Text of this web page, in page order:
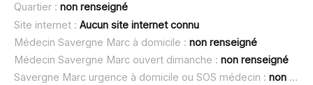
Quartier : non renseigné
Site internet : Aucun site internet connu
Médecin Savergne Marc à domicile : non renseigné
Médecin Savergne Marc ouvert dimanche : non renseigné
Savergne Marc urgence à domicile ou SOS médecin : non renseigné